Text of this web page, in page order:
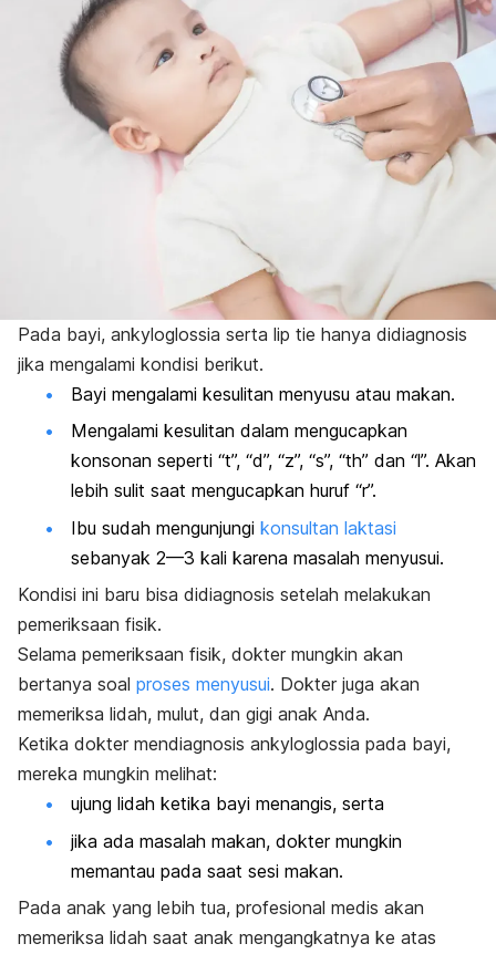
Pada bayi, ankyloglossia serta lip tie hanya didiagnosis
jika mengalami kondisi berikut.
Bayi mengalami kesulitan menyusu atau makan.
Mengalami kesulitan dalam mengucapkan
konsonan seperti “t”, “d”, “z”, “s”, “th” dan “l”. Akan
lebih sulit saat mengucapkan huruf “r”.
Ibu sudah mengunjungi konsultan laktasi
sebanyak 2—3 kali karena masalah menyusui.
Kondisi ini baru bisa didiagnosis setelah melakukan
pemeriksaan fisik.
Selama pemeriksaan fisik, dokter mungkin akan
bertanya soal proses menyusui. Dokter juga akan
memeriksa lidah, mulut, dan gigi anak Anda.
Ketika dokter mendiagnosis ankyloglossia pada bayi,
mereka mungkin melihat:
ujung lidah ketika bayi menangis, serta
jika ada masalah makan, dokter mungkin
memantau pada saat sesi makan.
Pada anak yang lebih tua, profesional medis akan
memeriksa lidah saat anak mengangkatnya ke atas